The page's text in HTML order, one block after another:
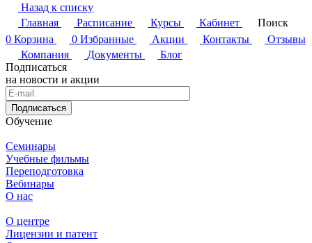
Назад к списку
Главная
Расписание Курсы Кабинет
Поиск
0 Корзина 0 Избранные Акции Контакты
Отзывы
Компания
Документы
Блог
Подписаться
на новости и акции
Подписаться
Обучение
Семинары
Учебные фильмы
Переподготовка
Вебинары
О нас
О центре
Лицензии и патент